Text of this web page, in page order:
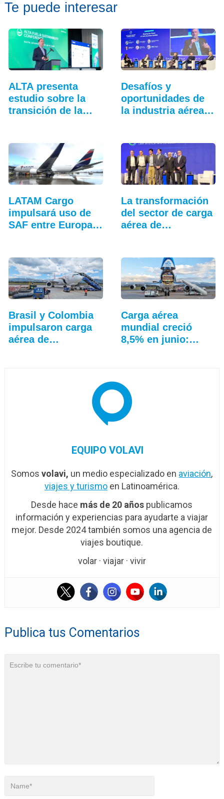
Te puede interesar
ALTA presenta
estudio sobre la
transición de la…
Desafíos y
oportunidades de
la industria aérea
LATAM Cargo
impulsará uso de
SAF entre Europa y
La transformación
del sector de carga
aérea de
Brasil y Colombia
impulsaron carga
aérea de…
Carga aérea
mundial creció
8,5% en junio:…
EQUIPO VOLAVI
Somosvolavi, un medio especializado en aviación,
viajes y turismoen Latinoamérica.
Desde hace más de 20 años publicamos
información y experiencias para ayudarte a viajar
mejor. Desde 2024 también somos una agencia de
viajes boutique.
volar · viajar · vivir
Publica tus Comentarios